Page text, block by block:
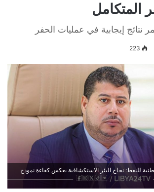
المتكامل
223
للنفط: نجاح البئر الاستكشافية يعكس كفاءة نموذج